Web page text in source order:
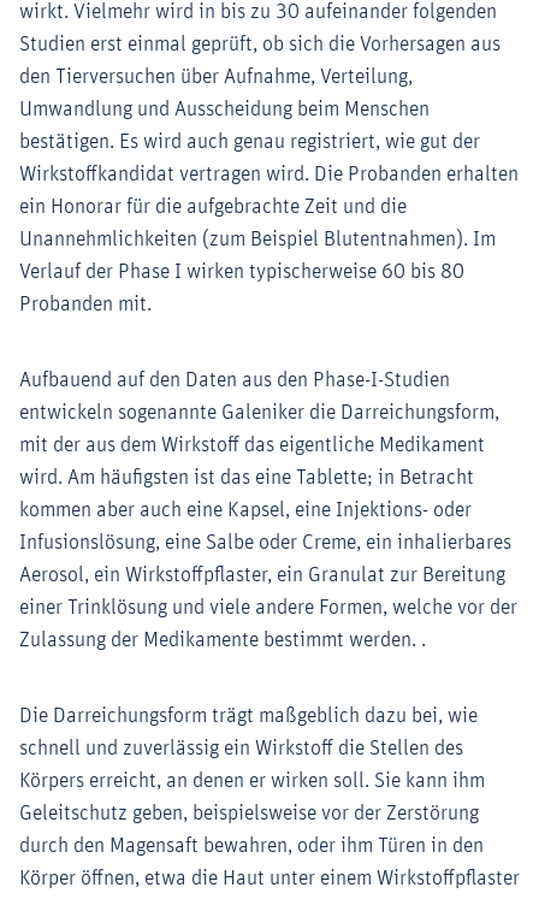
wirkt. Vielmehr wird in bis zu 30 aufeinander folgenden
Studien erst einmal geprüft, ob sich die Vorhersagen aus
den Tierversuchen über Aufnahme, Verteilung,
Umwandlung und Ausscheidung beim Menschen
bestätigen. Es wird auch genau registriert, wie gut der
Wirkstoffkandidat vertragen wird. Die Probanden erhalten
ein Honorar für die aufgebrachte Zeit und die
Unannehmlichkeiten (zum Beispiel Blutentnahmen). Im
Verlauf der Phase I wirken typischerweise 60 bis 80
Probanden mit.
Aufbauend auf den Daten aus den Phase-I-Studien
entwickeln sogenannte Galeniker die Darreichungsform,
mit der aus dem Wirkstoff das eigentliche Medikament
wird. Am häufigsten ist das eine Tablette; in Betracht
kommen aber auch eine Kapsel, eine Injektions- oder
Infusionslösung, eine Salbe oder Creme, ein inhalierbares
Aerosol, ein Wirkstoffpflaster, ein Granulat zur Bereitung
einer Trinklösung und viele andere Formen, welche vor der
Zulassung der Medikamente bestimmt werden. .
Die Darreichungsform trägt maßgeblich dazu bei, wie
schnell und zuverlässig ein Wirkstoff die Stellen des
Körpers erreicht, an denen er wirken soll. Sie kann ihm
Geleitschutz geben, beispielsweise vor der Zerstörung
durch den Magensaft bewahren, oder ihm Türen in den
Körper öffnen, etwa die Haut unter einem Wirkstoffpflaster